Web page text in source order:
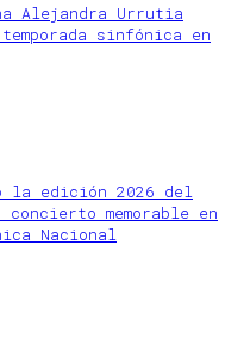
Alejandra Urrutia
sinfónica en
la edición 2026 del
memorable en
Nacional